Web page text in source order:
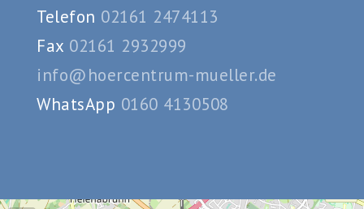
Telefon 02161 2474113
Fax 02161 2932999
info@hoercentrum-mueller.de
WhatsApp 0160 4130508